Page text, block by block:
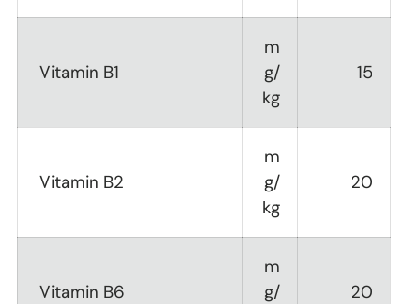
Vitamin B1
m
g/
kg
15
Vitamin B2
m
g/
kg
20
Vitamin B6
m
g/
20